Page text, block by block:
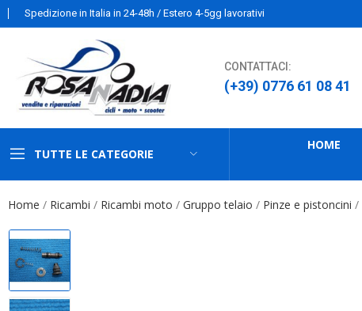
Spedizione in Italia in 24-48h / Estero 4-5gg lavorativi
CONTATTACI:
(+39) 0776 61 08 41
TUTTE LE CATEGORIE
HOME
Home Ricambi Ricambi moto Gruppo telaio Pinze e pistoncini